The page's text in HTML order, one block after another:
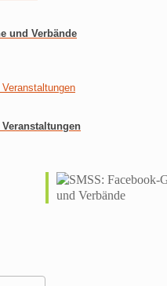
und Verbände